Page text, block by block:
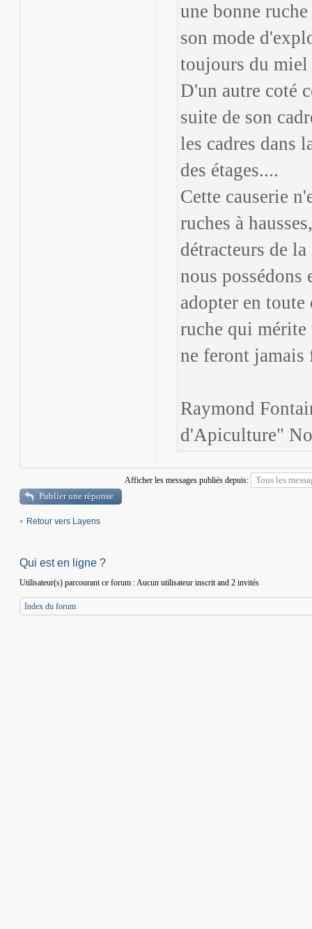
une bonne
son mode
toujours du miel
D'un autre coté
suite de son
les cadres dans
des étages....
Cette causerie
ruches à
détracteurs de
nous possédons
adopter en
ruche qui
ne feront jamais
Raymond
d'Apiculture"
Afficher les messages publiés depuis:
Publier une réponse
Retour vers Layens
Qui est en ligne ?
Utilisateur(s) parcourant ce forum : Aucun utilisateur inscrit and 2 invités
Index du forum